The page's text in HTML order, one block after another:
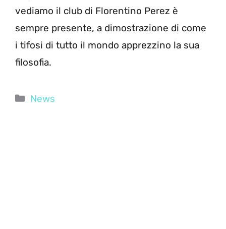
vediamo il club di Florentino Perez è
sempre presente, a dimostrazione di come
i tifosi di tutto il mondo apprezzino la sua
filosofia.
Categorie
News